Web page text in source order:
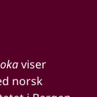
viser
norsk